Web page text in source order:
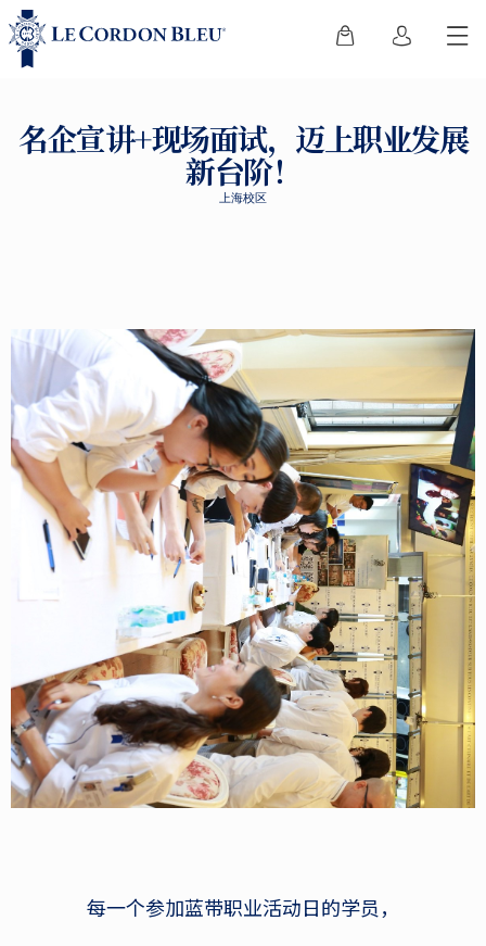
名企宣讲+现场面试，迈上职业发展
新台阶！
上海校区
每一个参加蓝带职业活动日的学员，